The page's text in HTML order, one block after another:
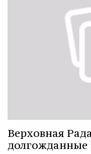
Верховная
долгожданные